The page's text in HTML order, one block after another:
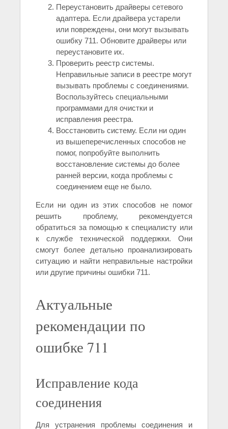
Переустановить драйверы сетевого
адаптера. Если драйвера устарели
или повреждены, они могут вызывать
ошибку 711. Обновите драйверы или
переустановите их.
Проверить реестр системы.
Неправильные записи в реестре могут
вызывать проблемы с соединениями.
Воспользуйтесь специальными
программами для очистки и
исправления реестра.
Восстановить систему. Если ни один
из вышеперечисленных способов не
помог, попробуйте выполнить
восстановление системы до более
ранней версии, когда проблемы с
соединением еще не было.
Если ни один из этих способов не помог
решить проблему, рекомендуется
обратиться за помощью к специалисту или
к службе технической поддержки. Они
смогут более детально проанализировать
ситуацию и найти неправильные настройки
или другие причины ошибки 711.
Актуальные
рекомендации по
ошибке 711
Исправление кода
соединения
Для устранения проблемы соединения и